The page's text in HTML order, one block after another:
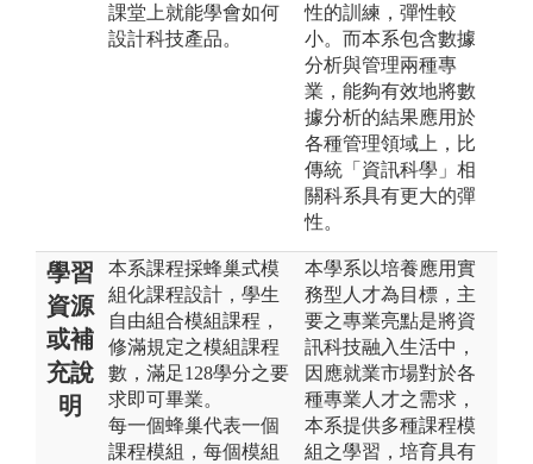
課堂上就能學會如何
設計科技產品。
性的訓練，彈性較
小。而本系包含數據
分析與管理兩種專
業，能夠有效地將數
據分析的結果應用於
各種管理領域上，比
傳統「資訊科學」相
關科系具有更大的彈
性。
學習
資源
或補
充說
明
本系課程採蜂巢式模
組化課程設計，學生
自由組合模組課程，
修滿規定之模組課程
數，滿足128學分之要
求即可畢業。
每一個蜂巢代表一個
課程模組，每個模組
本學系以培養應用實
務型人才為目標，主
要之專業亮點是將資
訊科技融入生活中，
因應就業市場對於各
種專業人才之需求，
本系提供多種課程模
組之學習，培育具有